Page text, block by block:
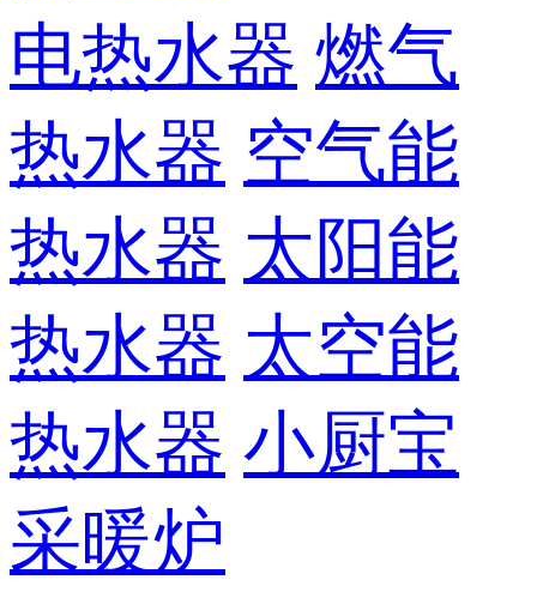
电热水器 燃气
热水器 空气能
热水器 太阳能
热水器 太空能
热水器 小厨宝
采暖炉